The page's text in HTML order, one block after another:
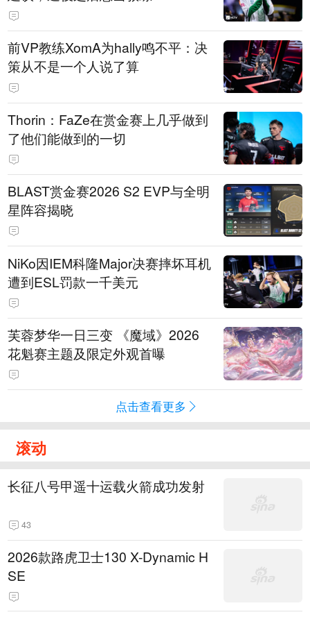
前VP教练XomA为hally鸣不平：决
策从不是一个人说了算
Thorin：FaZe在赏金赛上几乎做到
了他们能做到的一切
BLAST赏金赛2026 S2 EVP与全明
星阵容揭晓
NiKo因IEM科隆Major决赛摔坏耳机
遭到ESL罚款一千美元
芙蓉梦华一日三变 《魔域》2026
花魁赛主题及限定外观首曝
点击查看更多
滚动
长征八号甲遥十运载火箭成功发射
43
2026款路虎卫士130 X-Dynamic H
SE